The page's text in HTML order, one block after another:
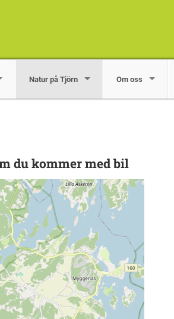
Natur på Tjörn Om oss
du kommer med bil